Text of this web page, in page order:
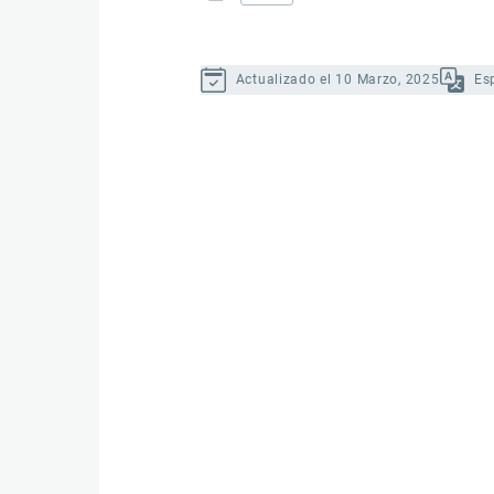
Actualizado el 10 Marzo, 2025